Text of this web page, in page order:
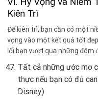
Kiên Trì
Để kiên trì, bạn cần có một
vọng vào một kết quả tốt
lối bạn vượt qua những đêm
Tất cả những ước mơ
thực nếu bạn có đủ
Disney)